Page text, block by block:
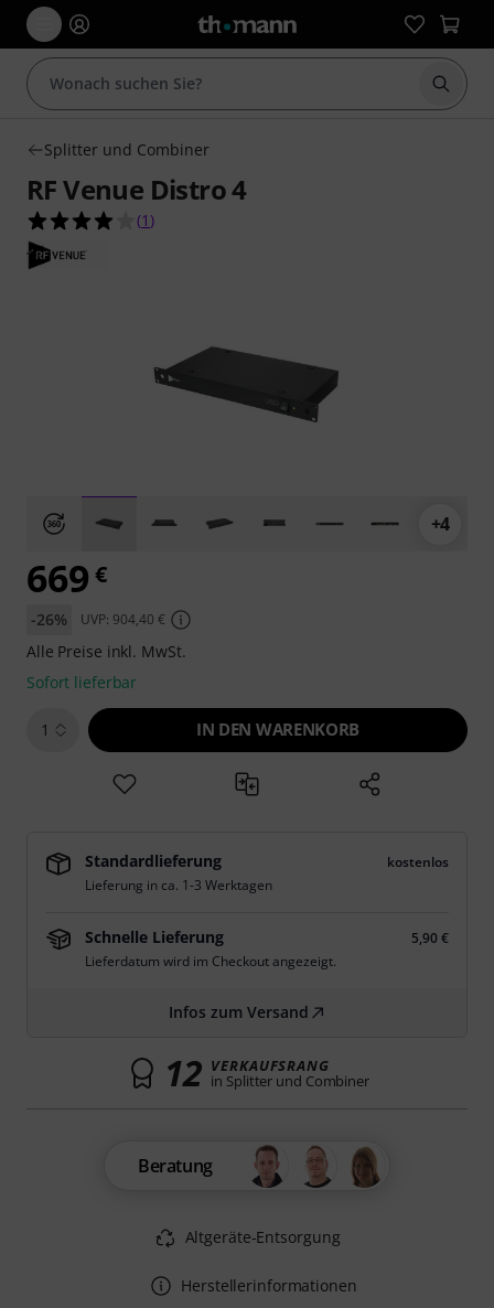
Suche
Splitter und Combiner
RF Venue Distro 4
4.0 von 5 Sternen aus 1 Kundenbewertungen
(1 )
+4
669 €
-26% UVP: 904,40 €
Alle Preise inkl. MwSt.
Sofort lieferbar
1 IN DEN WARENKORB
Standardlieferung
kostenlos
Lieferung in ca. 1-3 Werktagen
Schnelle Lieferung
5,90 €
Lieferdatum wird im Checkout angezeigt.
Infos zum Versand
12 VERKAUFSRANG
in Splitter und Combiner
Beratung
Altgeräte-Entsorgung
Herstellerinformationen